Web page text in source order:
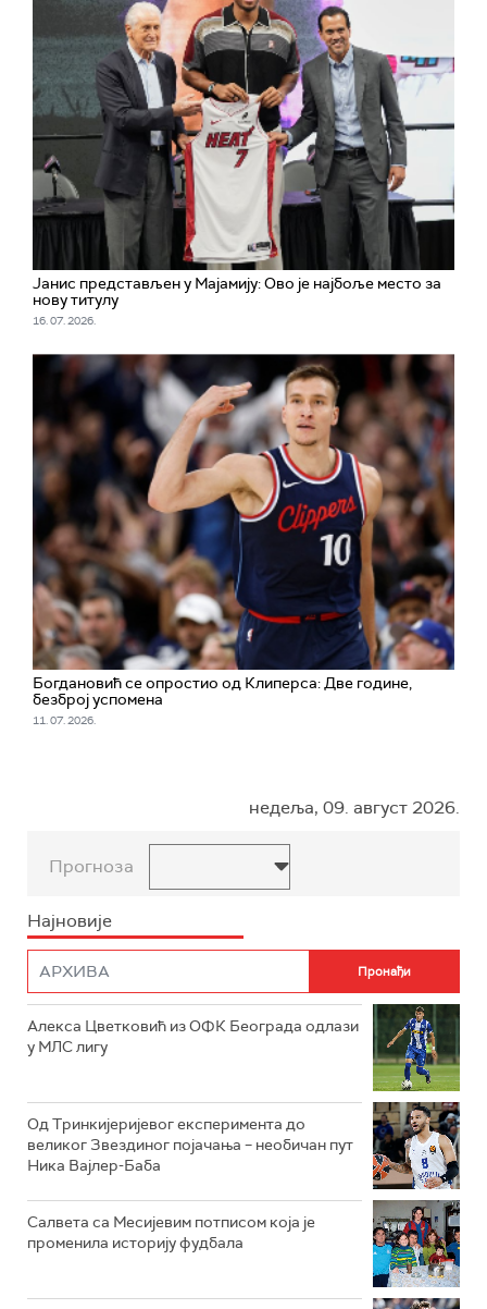
Јанис представљен у Мајамију: Ово је најбоље место за
нову титулу
16. 07. 2026.
Богдановић се опростио од Клиперса: Две године,
безброј успомена
11. 07. 2026.
недеља, 09. август 2026.
Прогноза
Најновије
Алекса Цветковић из ОФК Београда одлази
у МЛС лигу
Од Тринкијеријевог експеримента до
великог Звездиног појачања – необичан пут
Ника Вајлер-Баба
Салвета са Месијевим потписом која је
променила историју фудбала